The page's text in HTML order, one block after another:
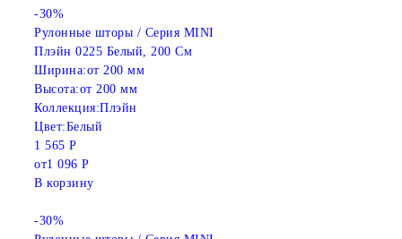
-30%
Рулонные шторы / Серия MINI
Плэйн 0225 Белый, 200 См
Ширина:от 200 мм
Высота:от 200 мм
Коллекция:Плэйн
Цвет:Белый
1 565 Р
от1 096 Р
В корзину
-30%